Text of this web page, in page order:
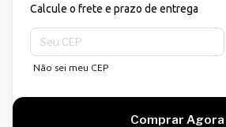
Calcule o frete e prazo de entrega
Entregas para o CEP:
Não sei meu CEP